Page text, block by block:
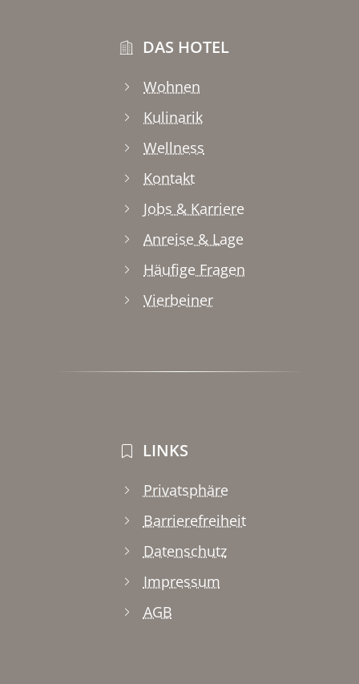
DAS HOTEL
Wohnen
Kulinarik
Wellness
Kontakt
Jobs & Karriere
Anreise & Lage
Häufige Fragen
Vierbeiner
LINKS
Privatsphäre
Barrierefreiheit
Datenschutz
Impressum
AGB